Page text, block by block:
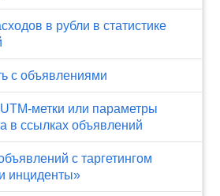
в рубли в статистике
с объявлениями
метки или параметры
в ссылках объявлений
с таргетингом
инциденты»